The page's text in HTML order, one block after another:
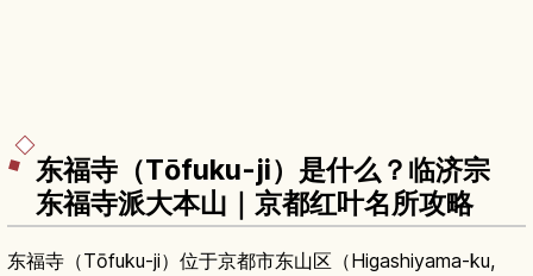
东福寺（Tōfuku-ji）是什么？临济宗
东福寺派大本山｜京都红叶名所攻略
东福寺（Tōfuku-ji）位于京都市东山区（Higashiyama-ku,